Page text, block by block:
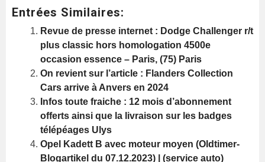
Entrées Similaires:
Revue de presse internet : Dodge Challenger r/t
plus classic hors homologation 4500e
occasion essence – Paris, (75) Paris
On revient sur l’article : Flanders Collection
Cars arrive à Anvers en 2024
Infos toute fraiche : 12 mois d’abonnement
offerts ainsi que la livraison sur les badges
télépéages Ulys
Opel Kadett B avec moteur moyen (Oldtimer-
Blogartikel du 07.12.2023) | (service auto)